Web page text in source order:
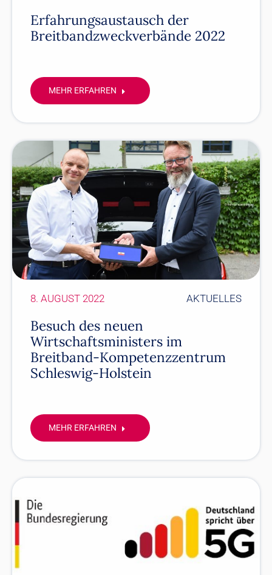
Erfahrungsaustausch der
Breitbandzweckverbände 2022
MEHR ERFAHREN
Besuch des neuen
Wirtschaftsministers im
Breitband-Kompetenzzentrum
Schleswig-Holstein
AKTUELLES
8. AUGUST 2022
MEHR ERFAHREN